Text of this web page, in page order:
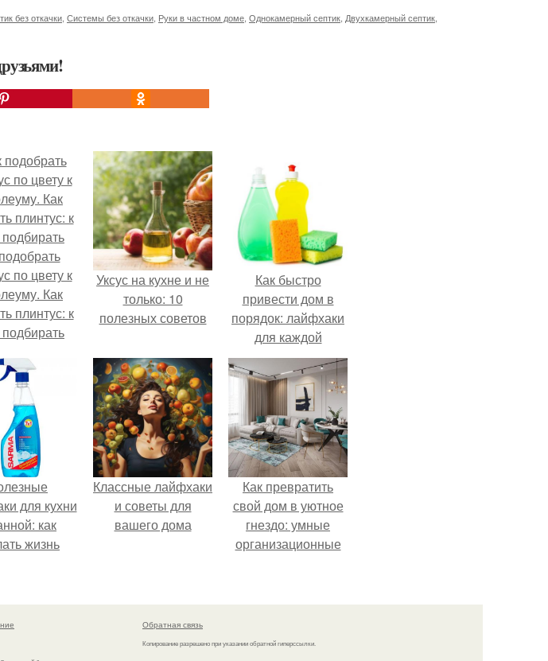
без откачки Системы без откачки Руки в частном доме Однокамерный септик Двухкамерный септик
по цвету к
Как
плинтус: к
Уксус на кухне и не
только: 10
полезных советов
Как быстро
привести дом в
порядок: лайфхаки
для каждой
комнаты
для кухни
как
жизнь
Классные лайфхаки
и советы для
вашего дома
Как превратить
свой дом в уютное
гнездо: умные
организационные
Обратная связь
Копирование разрешено при указании обратной гиперссылки.